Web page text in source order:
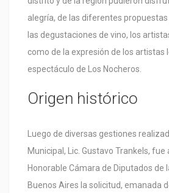
alegría, de las diferentes
las degustaciones de vino, los
como de la expresión de los artistas
espectáculo de Los Nocheros.
Origen histórico
Luego de diversas gestiones
Municipal, Lic. Gustavo Trankels, fue
Honorable Cámara de Diputados de
Buenos Aires la solicitud, emanada